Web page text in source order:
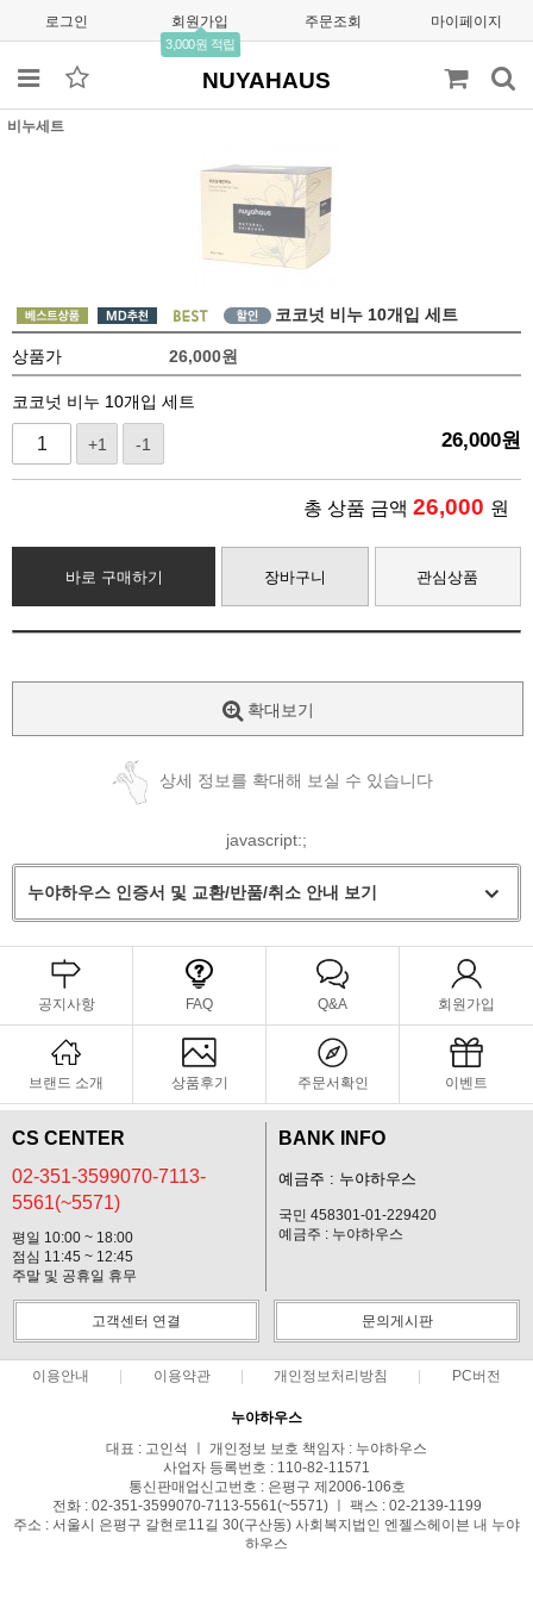
로그인 회원가입
3,000원 적립
주문조회 마이페이지
NUYAHAUS
비누세트
코코넛 비누 10개입 세트
상품가 26,000원
코코넛 비누 10개입 세트
+1 -1 26,000원
총 상품 금액 26,000 원
바로 구매하기 장바구니 관심상품
확대보기
상세 정보를 확대해 보실 수 있습니다
javascript:;
누야하우스 인증서 및 교환/반품/취소 안내 보기
공지사항 FAQ Q&A 회원가입
브랜드 소개 상품후기 주문서확인 이벤트
CS CENTER
02-351-3599070-7113-
5561(~5571)
평일 10:00 ~ 18:00
점심 11:45 ~ 12:45
주말 및 공휴일 휴무
BANK INFO
예금주 : 누야하우스
국민 458301-01-229420
예금주 : 누야하우스
고객센터 연결 문의게시판
이용안내 이용약관 개인정보처리방침 PC버전
누야하우스
대표 : 고인석 ㅣ 개인정보 보호 책임자 : 누야하우스
사업자 등록번호 : 110-82-11571
통신판매업신고번호 : 은평구 제2006-106호
전화 : 02-351-3599070-7113-5561(~5571) ㅣ 팩스 : 02-2139-1199
주소 : 서울시 은평구 갈현로11길 30(구산동) 사회복지법인 엔젤스헤이븐 내 누야
하우스